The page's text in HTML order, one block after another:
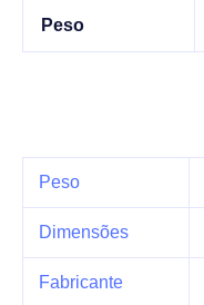
Peso
Peso
Dimensões
Fabricante